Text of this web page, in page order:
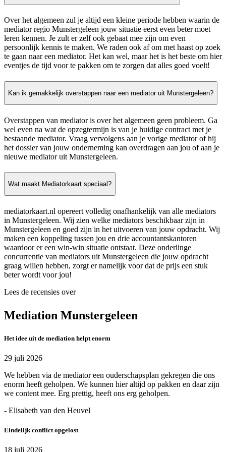
Over het algemeen zul je altijd een kleine periode hebben waarin de
mediator regio Munstergeleen jouw situatie eerst even beter moet
leren kennen. Je zult er zelf ook gebaat mee zijn om even
persoonlijk kennis te maken. We raden ook af om met haast op zoek
te gaan naar een mediator. Het kan wel, maar het is het beste om hier
eventjes de tijd voor te pakken om te zorgen dat alles goed voelt!
Kan ik gemakkelijk overstappen naar een mediator uit Munstergeleen?
Overstappen van mediator is over het algemeen geen probleem. Ga
wel even na wat de opzegtermijn is van je huidige contract met je
bestaande mediator. Vraag vervolgens aan je vorige mediator of hij
het dossier van jouw onderneming kan overdragen aan jou of aan je
nieuwe mediator uit Munstergeleen.
Wat maakt Mediatorkaart speciaal?
mediatorkaart.nl opereert volledig onafhankelijk van alle mediators
in Munstergeleen. Wij zien welke mediators beschikbaar zijn in
Munstergeleen en goed zijn in het uitvoeren van jouw opdracht. Wij
maken een koppeling tussen jou en drie accountantskantoren
waardoor er een win-win situatie ontstaat. Deze onderlinge
concurrentie van mediators uit Munstergeleen die jouw opdracht
graag willen hebben, zorgt er namelijk voor dat de prijs een stuk
beter wordt voor jou!
Lees de recensies over
Mediation Munstergeleen
Het idee uit de mediation helpt enorm
29 juli 2026
We hebben via de mediator een ouderschapsplan gekregen die ons
enorm heeft geholpen. We kunnen hier altijd op pakken en daar zijn
we content mee. Erg prettig, heeft ons erg geholpen.
- Elisabeth van den Heuvel
Eindelijk conflict opgelost
18 juli 2026